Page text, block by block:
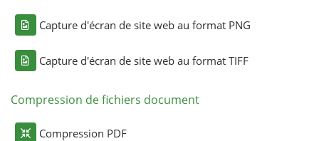
Capture d'écran de site web au format PNG
Capture d'écran de site web au format TIFF
Compression de fichiers document
Compression PDF